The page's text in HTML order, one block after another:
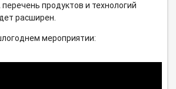
продуктов и технологий
расширен.
мероприятии: